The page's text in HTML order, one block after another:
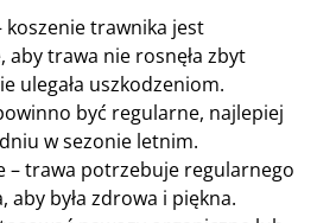
koszenie trawnika jest
aby trawa nie rosnęła zbyt
ulegała uszkodzeniom.
być regularne, najlepiej
w sezonie letnim.
– trawa potrzebuje regularnego
aby była zdrowa i piękna.